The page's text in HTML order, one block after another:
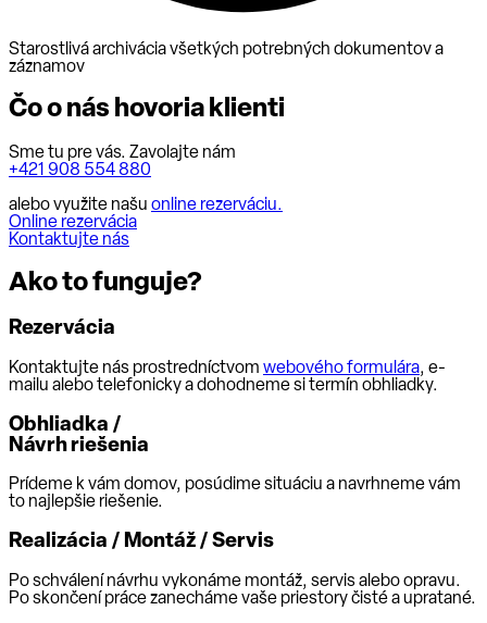
Starostlivá archivácia všetkých potrebných dokumentov a
záznamov
Čo o nás hovoria klienti
Sme tu pre vás. Zavolajte nám
+421 908 554 880
alebo využite našu online rezerváciu.
Online rezervácia
Kontaktujte nás
Ako to funguje?
Rezervácia
Kontaktujte nás prostredníctvom webového formulára, e-
mailu alebo telefonicky a dohodneme si termín obhliadky.
Obhliadka /
Návrh riešenia
Prídeme k vám domov, posúdime situáciu a navrhneme vám
to najlepšie riešenie.
Realizácia / Montáž / Servis
Po schválení návrhu vykonáme montáž, servis alebo opravu.
Po skončení práce zanecháme vaše priestory čisté a upratané.